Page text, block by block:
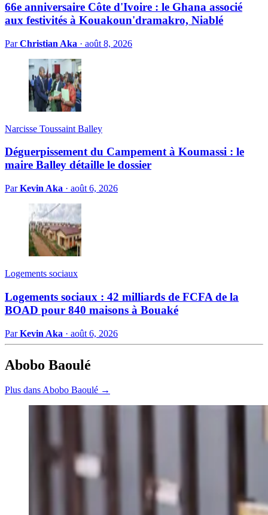
66e anniversaire Côte d'Ivoire : le Ghana associé
aux festivités à Kouakoun'dramakro, Niablé
ParChristian Aka · août 8, 2026
Narcisse Toussaint Balley
Déguerpissement du Campement à Koumassi : le
maire Balley détaille le dossier
ParKevin Aka · août 6, 2026
Logements sociaux
Logements sociaux : 42 milliards de FCFA de la
BOAD pour 840 maisons à Bouaké
ParKevin Aka · août 6, 2026
Abobo Baoulé
Plus dans Abobo Baoulé →